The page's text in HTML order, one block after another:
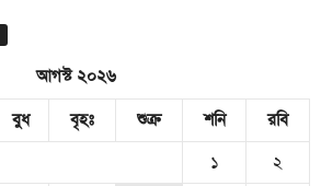
আগস্ট ২০২৬
বুধ বৃহঃ শুক্র শনি
রবি
১
২